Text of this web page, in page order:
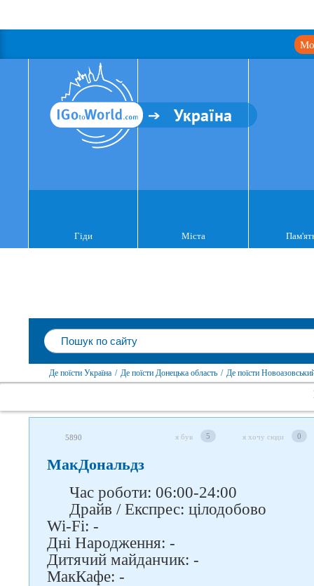
Україна
Гіди Міста
Де поїсти Україна / Де поїсти Донецька область / Де поїсти
5890 я був 5 я хочу сюди 0
МакДональдз
Час роботи: 06:00-24:00
Драйв / Експрес: цілодобово
Wi-Fi: -
Дні Народження: -
Дитячий майданчик: -
МакКафе: -
Слідкуйте за нами в
соцмережах